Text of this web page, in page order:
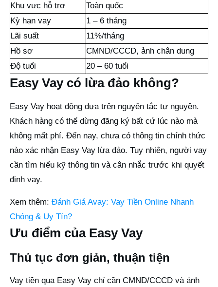
Khu vực hỗ trợ
Toàn quốc
Kỳ hạn vay
1 – 6 tháng
Lãi suất
11%/tháng
Hồ sơ
CMND/CCCD, ảnh chân dung
Độ tuổi
20 – 60 tuổi
Easy Vay có lừa đảo không?
Easy Vay hoạt động dựa trên nguyên tắc tự nguyện.
Khách hàng có thể dừng đăng ký bất cứ lúc nào mà
không mất phí. Đến nay, chưa có thông tin chính thức
nào xác nhận Easy Vay lừa đảo. Tuy nhiên, người vay
cần tìm hiểu kỹ thông tin và cân nhắc trước khi quyết
định vay.
Xem thêm: Đánh Giá Avay: Vay Tiền Online Nhanh
Chóng & Uy Tín?
Ưu điểm của Easy Vay
Thủ tục đơn giản, thuận tiện
Vay tiền qua Easy Vay chỉ cần CMND/CCCD và ảnh